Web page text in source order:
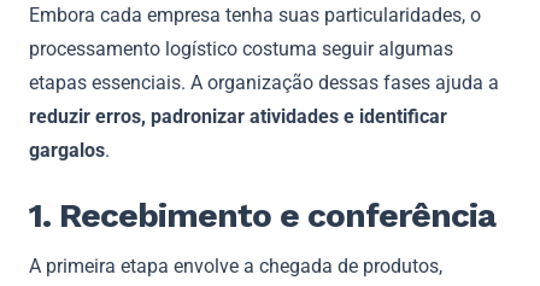
Embora cada empresa tenha suas particularidades, o
processamento logístico costuma seguir algumas
etapas essenciais. A organização dessas fases ajuda a
reduzir erros, padronizar atividades e identificar
gargalos.
1. Recebimento e conferência
A primeira etapa envolve a chegada de produtos,